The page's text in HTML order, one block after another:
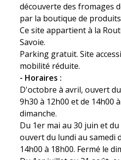
découverte des fromages
par la boutique de
Ce site appartient à la
Savoie.
Parking gratuit. Site
mobilité réduite.
- Horaires :
D'octobre à avril, ouvert
9h30 à 12h00 et de 14h00
dimanche.
Du 1er mai au 30 juin et
ouvert du lundi au samedi
14h00 à 18h00. Fermé le